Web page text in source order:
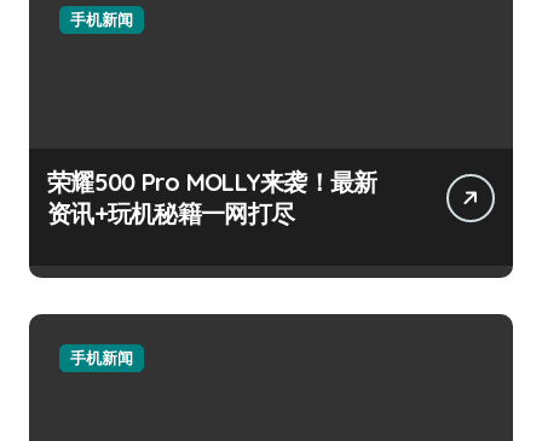
手机新闻
荣耀500 Pro MOLLY来袭！最新
资讯+玩机秘籍一网打尽
手机新闻